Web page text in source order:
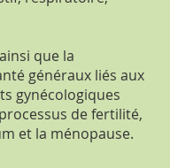
que la
généraux liés aux
gynécologiques
de fertilité,
et la ménopause.